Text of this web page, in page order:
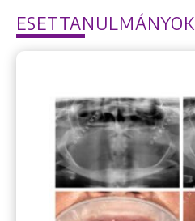
ESETTANULMÁNYOK